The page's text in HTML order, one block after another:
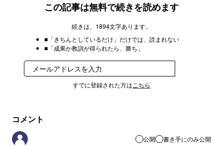
この記事は無料で続きを読めます
続きは、1894文字あります。
■「きちんとしているだけ」だけでは、読まれない
■「成果か教訓が得られたら、勝ち」
すでに登録された方は こちら
コメント
公開 書き手にのみ公開